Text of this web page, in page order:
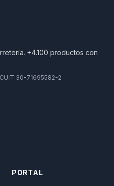
+4.100 productos con
CUIT 30-71695582-2
PORTAL